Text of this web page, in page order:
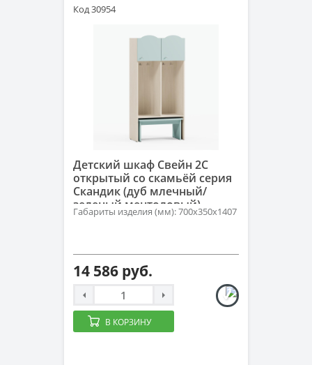
Код 30954
Детский шкаф Свейн 2С
открытый со скамьёй серия
Скандик (дуб млечный/
зеленый ментоловый)
Габариты изделия (мм): 700х350х1407
14 586 руб.
В КОРЗИНУ